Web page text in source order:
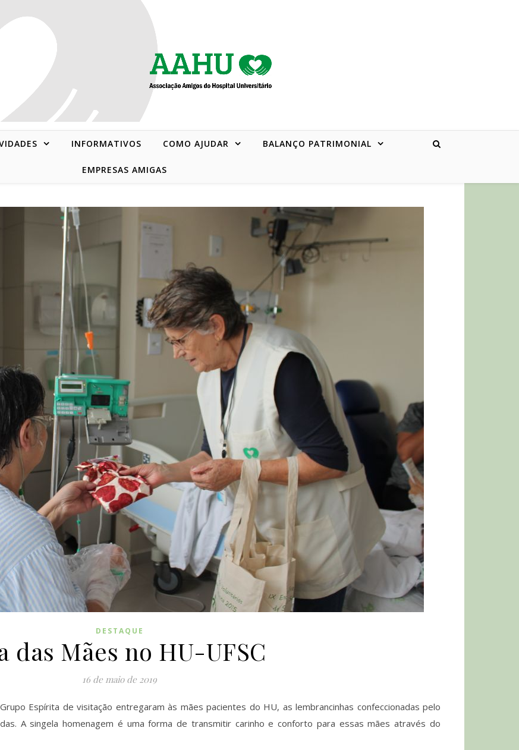
INFORMATIVOS COMO AJUDAR BALANÇO PATRIMONIAL
EMPRESAS AMIGAS
DESTAQUE
das Mães no HU-UFSC
16 de maio de 2019
Espírita de visitação entregaram às mães pacientes do HU, as lembrancinhas confeccionadas pelo
A singela homenagem é uma forma de transmitir carinho e conforto para essas mães através do